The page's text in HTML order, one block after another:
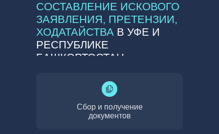
СОСТАВЛЕНИЕ ИСКОВОГО
ЗАЯВЛЕНИЯ, ПРЕТЕНЗИИ,
ХОДАТАЙСТВА В УФЕ И
РЕСПУБЛИКЕ
БАШКОРТОСТАН
Сбор и получение
документов